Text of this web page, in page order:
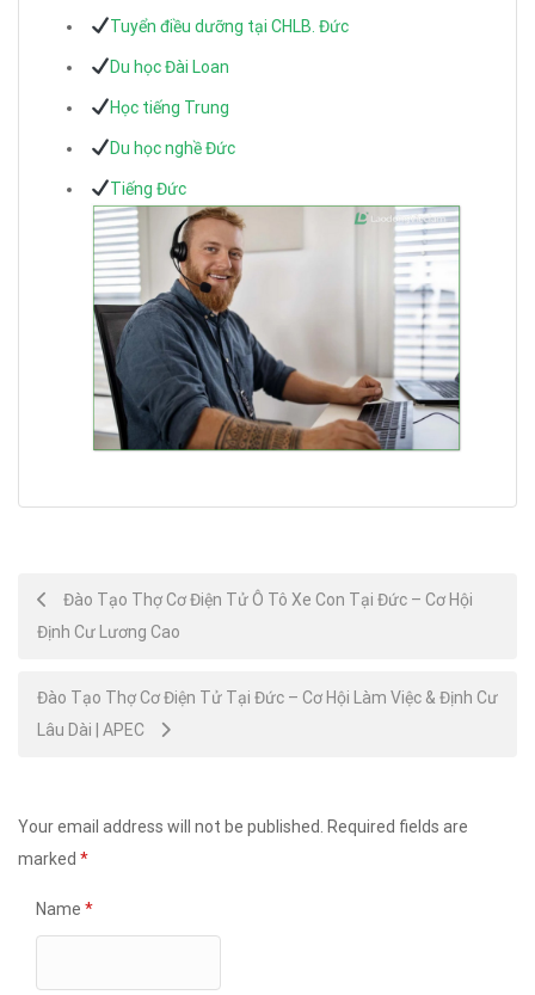
Tuyển điều dưỡng tại CHLB. Đức
Du học Đài Loan
Học tiếng Trung
Du học nghề Đức
Tiếng Đức
Post
navigation
Đào Tạo Thợ Cơ Điện Tử Ô Tô Xe Con Tại Đức – Cơ Hội
Định Cư Lương Cao
Đào Tạo Thợ Cơ Điện Tử Tại Đức – Cơ Hội Làm Việc & Định Cư
Lâu Dài | APEC
Your email address will not be published. Required fields are
marked *
Name *